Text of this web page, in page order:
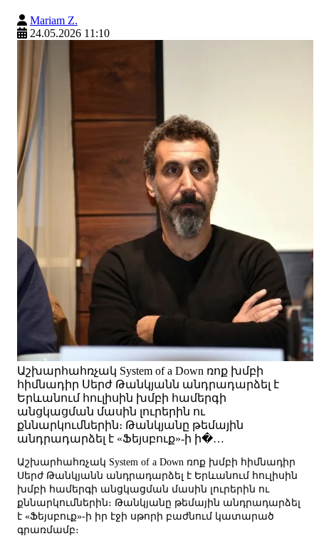
Mariam Z.
24.05.2026 11:10
Աշխարհահռչակ System of a Down ռոք խմբի
հիմնադիր Սերժ Թանկյանն անդրադարձել է
Երևանում հուլիսին խմբի համերգի
անցկացման մասին լուրերին ու
քննարկումներին։ Թանկյանը թեմային
անդրադարձել է «Ֆեյսբուք»-ի ի�…
Աշխարհահռչակ System of a Down ռոք խմբի հիմնադիր
Սերժ Թանկյանն անդրադարձել է Երևանում հուլիսին
խմբի համերգի անցկացման մասին լուրերին ու
քննարկումներին։ Թանկյանը թեմային անդրադարձել
է «Ֆեյսբուք»-ի իր էջի սթորի բաժնում կատարած
գրառմամբ։